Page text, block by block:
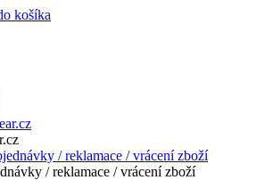
košíka
/ reklamace / vrácení zboží
/ reklamace / vrácení zboží